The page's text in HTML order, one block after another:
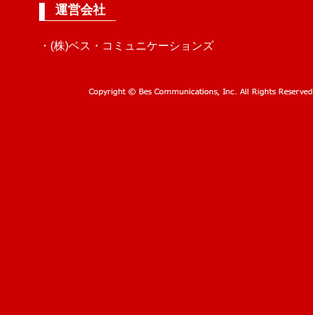
運営会社
・(株)ベス・コミュニケーションズ